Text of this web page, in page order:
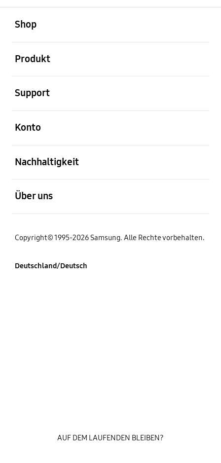
Shop
Produkt
Support
Konto
Nachhaltigkeit
Über uns
Copyright© 1995-2026 Samsung. Alle Rechte vorbehalten.
Deutschland/Deutsch
AUF DEM LAUFENDEN BLEIBEN?